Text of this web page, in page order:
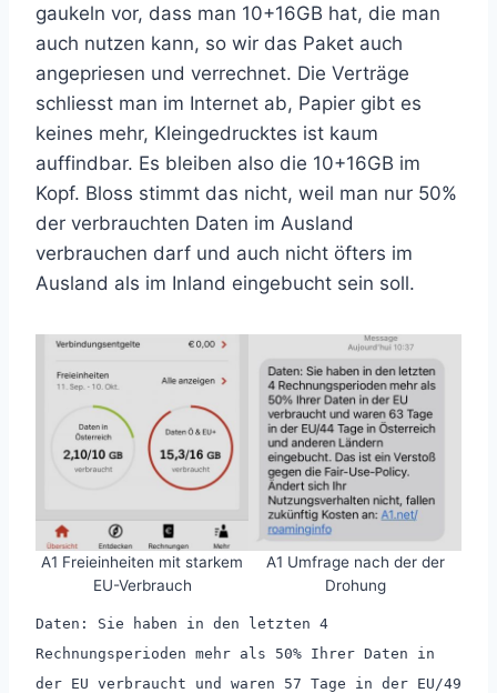
gaukeln vor, dass man 10+16GB hat, die man
auch nutzen kann, so wir das Paket auch
angepriesen und verrechnet. Die Verträge
schliesst man im Internet ab, Papier gibt es
keines mehr, Kleingedrucktes ist kaum
auffindbar. Es bleiben also die 10+16GB im
Kopf. Bloss stimmt das nicht, weil man nur 50%
der verbrauchten Daten im Ausland
verbrauchen darf und auch nicht öfters im
Ausland als im Inland eingebucht sein soll.
A1 Freieinheiten mit starkem
EU-Verbrauch
A1 Umfrage nach der der
Drohung
Daten: Sie haben in den letzten 4
Rechnungsperioden mehr als 50% Ihrer Daten in
der EU verbraucht und waren 57 Tage in der EU/49